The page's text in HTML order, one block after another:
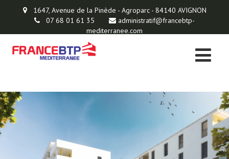
1647, Avenue de la Pinède - Agroparc - 84140 AVIGNON
07 68 01 61 35
administratif@francebtp-
mediterranee.com